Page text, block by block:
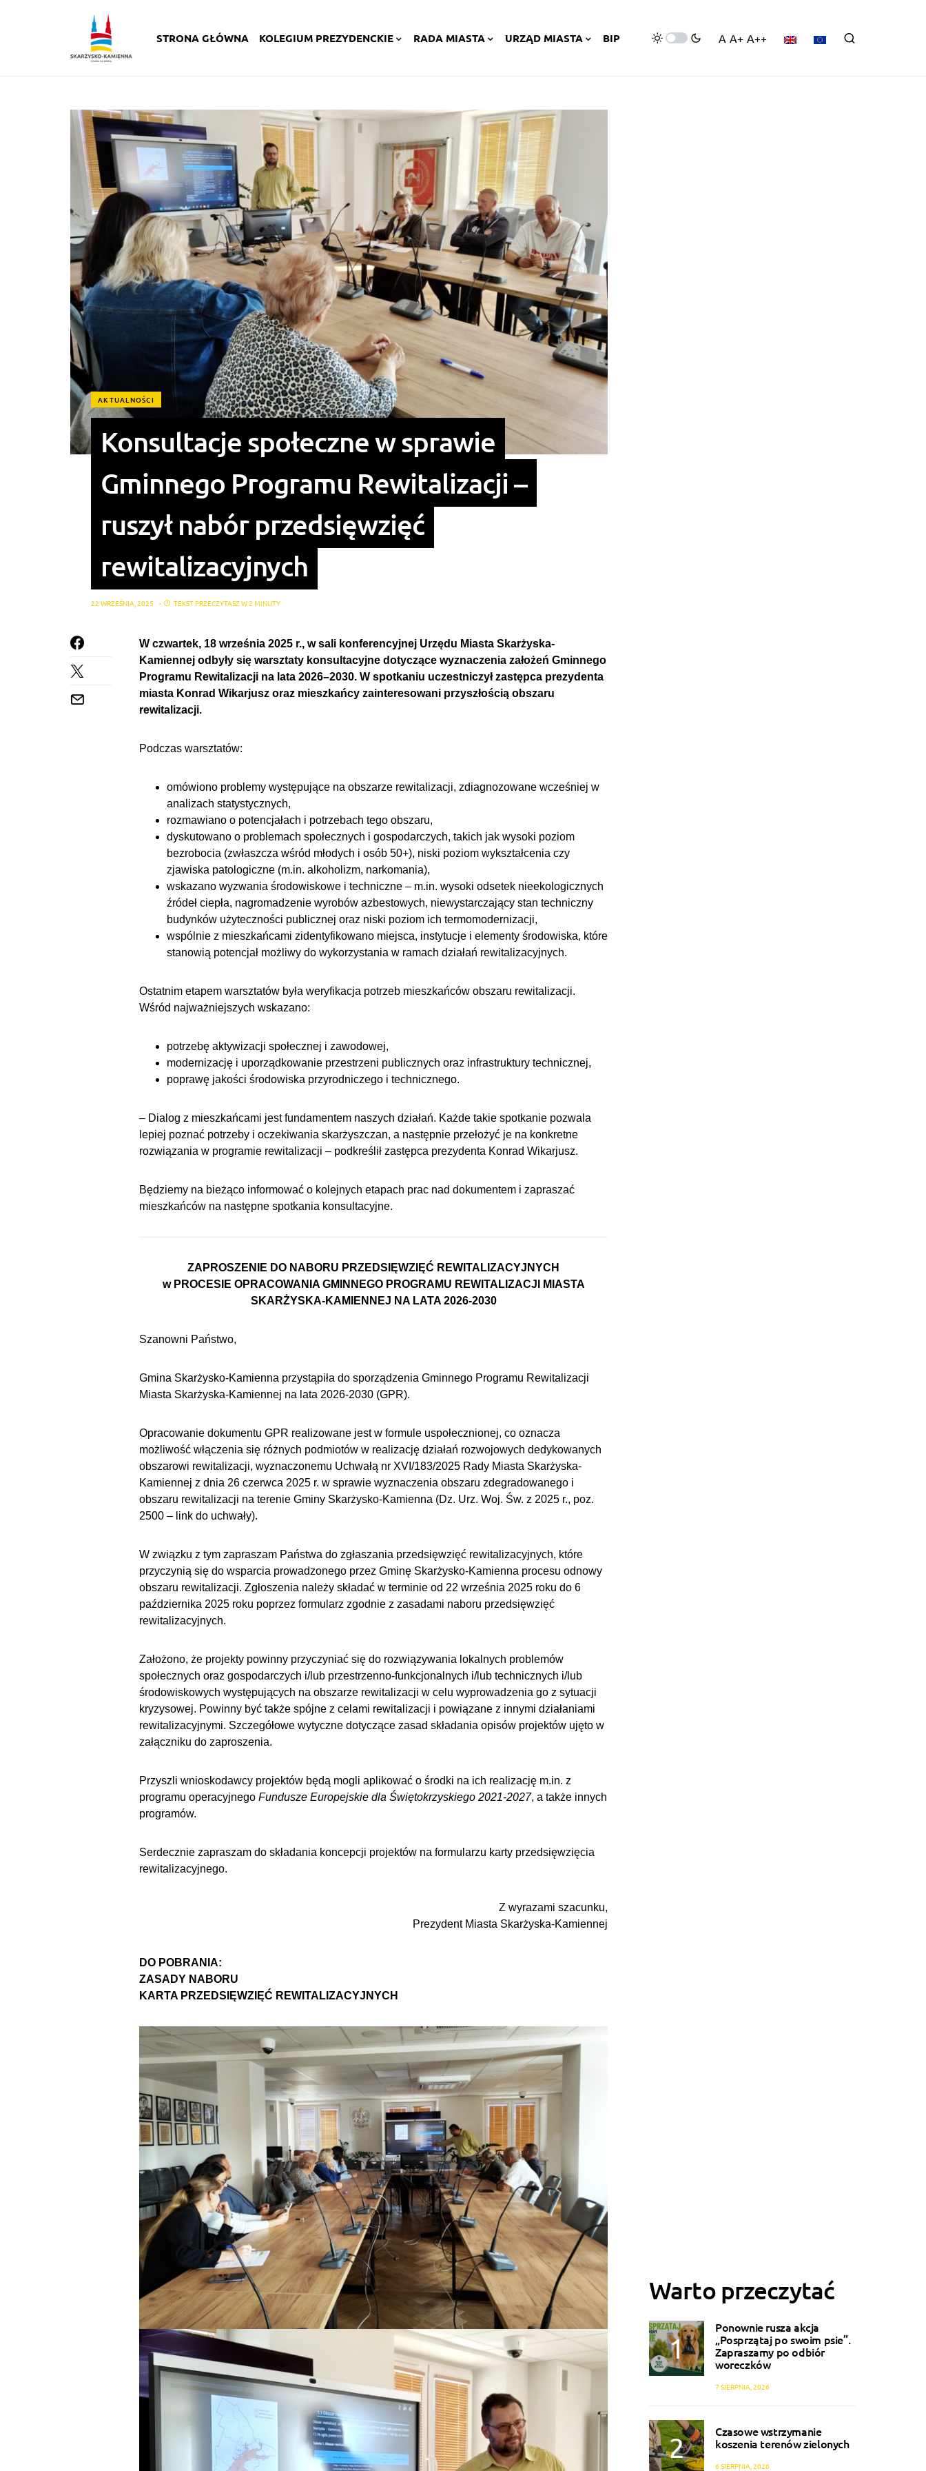
STRONA GŁÓWNA KOLEGIUM PREZYDENCKIE RADA MIASTA URZĄD MIASTA BIP A A+ A++
AKTUALNOŚCI
Konsultacje społeczne w sprawie
Gminnego Programu Rewitalizacji –
ruszył nabór przedsięwzięć
rewitalizacyjnych
22 WRZEŚNIA, 2025 TEKST PRZECZYTASZ W 2 MINUTY
W czwartek, 18 września 2025 r., w sali konferencyjnej Urzędu Miasta Skarżyska-
Kamiennej odbyły się warsztaty konsultacyjne dotyczące wyznaczenia założeń Gminnego
Programu Rewitalizacji na lata 2026–2030. W spotkaniu uczestniczył zastępca prezydenta
miasta Konrad Wikarjusz oraz mieszkańcy zainteresowani przyszłością obszaru
rewitalizacji.
Podczas warsztatów:
omówiono problemy występujące na obszarze rewitalizacji, zdiagnozowane wcześniej w
analizach statystycznych,
rozmawiano o potencjałach i potrzebach tego obszaru,
dyskutowano o problemach społecznych i gospodarczych, takich jak wysoki poziom
bezrobocia (zwłaszcza wśród młodych i osób 50+), niski poziom wykształcenia czy
zjawiska patologiczne (m.in. alkoholizm, narkomania),
wskazano wyzwania środowiskowe i techniczne – m.in. wysoki odsetek nieekologicznych
źródeł ciepła, nagromadzenie wyrobów azbestowych, niewystarczający stan techniczny
budynków użyteczności publicznej oraz niski poziom ich termomodernizacji,
wspólnie z mieszkańcami zidentyfikowano miejsca, instytucje i elementy środowiska, które
stanowią potencjał możliwy do wykorzystania w ramach działań rewitalizacyjnych.
Ostatnim etapem warsztatów była weryfikacja potrzeb mieszkańców obszaru rewitalizacji.
Wśród najważniejszych wskazano:
potrzebę aktywizacji społecznej i zawodowej,
modernizację i uporządkowanie przestrzeni publicznych oraz infrastruktury technicznej,
poprawę jakości środowiska przyrodniczego i technicznego.
– Dialog z mieszkańcami jest fundamentem naszych działań. Każde takie spotkanie pozwala
lepiej poznać potrzeby i oczekiwania skarżyszczan, a następnie przełożyć je na konkretne
rozwiązania w programie rewitalizacji – podkreślił zastępca prezydenta Konrad Wikarjusz.
Będziemy na bieżąco informować o kolejnych etapach prac nad dokumentem i zapraszać
mieszkańców na następne spotkania konsultacyjne.
ZAPROSZENIE DO NABORU PRZEDSIĘWZIĘĆ REWITALIZACYJNYCH
w PROCESIE OPRACOWANIA GMINNEGO PROGRAMU REWITALIZACJI MIASTA
SKARŻYSKA-KAMIENNEJ NA LATA 2026-2030
Szanowni Państwo,
Gmina Skarżysko-Kamienna przystąpiła do sporządzenia Gminnego Programu Rewitalizacji
Miasta Skarżyska-Kamiennej na lata 2026-2030 (GPR).
Opracowanie dokumentu GPR realizowane jest w formule uspołecznionej, co oznacza
możliwość włączenia się różnych podmiotów w realizację działań rozwojowych dedykowanych
obszarowi rewitalizacji, wyznaczonemu Uchwałą nr XVI/183/2025 Rady Miasta Skarżyska-
Kamiennej z dnia 26 czerwca 2025 r. w sprawie wyznaczenia obszaru zdegradowanego i
obszaru rewitalizacji na terenie Gminy Skarżysko-Kamienna (Dz. Urz. Woj. Św. z 2025 r., poz.
2500 – link do uchwały).
W związku z tym zapraszam Państwa do zgłaszania przedsięwzięć rewitalizacyjnych, które
przyczynią się do wsparcia prowadzonego przez Gminę Skarżysko-Kamienna procesu odnowy
obszaru rewitalizacji. Zgłoszenia należy składać w terminie od 22 września 2025 roku do 6
października 2025 roku poprzez formularz zgodnie z zasadami naboru przedsięwzięć
rewitalizacyjnych.
Założono, że projekty powinny przyczyniać się do rozwiązywania lokalnych problemów
społecznych oraz gospodarczych i/lub przestrzenno-funkcjonalnych i/lub technicznych i/lub
środowiskowych występujących na obszarze rewitalizacji w celu wyprowadzenia go z sytuacji
kryzysowej. Powinny być także spójne z celami rewitalizacji i powiązane z innymi działaniami
rewitalizacyjnymi. Szczegółowe wytyczne dotyczące zasad składania opisów projektów ujęto w
załączniku do zaproszenia.
Przyszli wnioskodawcy projektów będą mogli aplikować o środki na ich realizację m.in. z
programu operacyjnego Fundusze Europejskie dla Świętokrzyskiego 2021-2027, a także innych
programów.
Serdecznie zapraszam do składania koncepcji projektów na formularzu karty przedsięwzięcia
rewitalizacyjnego.
Z wyrazami szacunku,
Prezydent Miasta Skarżyska-Kamiennej
DO POBRANIA:
ZASADY NABORU
KARTA PRZEDSIĘWZIĘĆ REWITALIZACYJNYCH
Warto przeczytać
Ponownie rusza akcja
„Posprzątaj po swoim psie”.
Zapraszamy po odbiór
woreczków
7 SIERPNIA, 2026
Czasowe wstrzymanie
koszenia terenów zielonych
6 SIERPNIA, 2026